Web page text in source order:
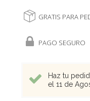
GRATIS PARA
PAGO SEGURO
Haz tu
el 11 de